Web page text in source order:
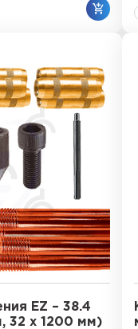
EZ – 38.4
32 х 1200 мм)